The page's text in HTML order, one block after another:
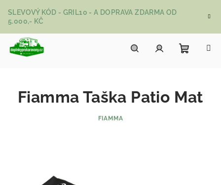
SLEVOVÝ KÓD - GRIL10 - A DOPRAVA ZDARMA OD
5.000,- KČ
Fiamma Taška Patio Mat
FIAMMA